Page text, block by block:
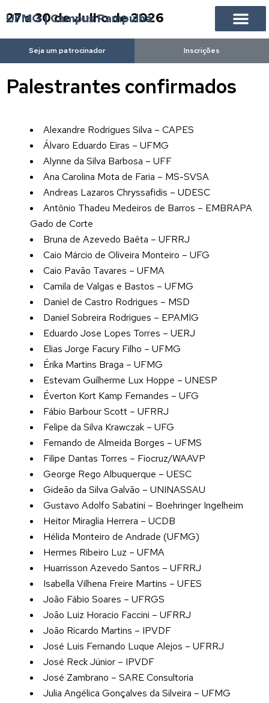
27 a 30 de Julho de 2026
UFMG | Campus Pampulha
Seja um patrocinador Inscrições
Palestrantes confirmados
Alexandre Rodrigues Silva – CAPES
Álvaro Eduardo Eiras – UFMG
Alynne da Silva Barbosa – UFF
Ana Carolina Mota de Faria – MS-SVSA
Andreas Lazaros Chryssafidis – UDESC
Antônio Thadeu Medeiros de Barros – EMBRAPA
Gado de Corte
Bruna de Azevedo Baêta – UFRRJ
Caio Márcio de Oliveira Monteiro – UFG
Caio Pavão Tavares – UFMA
Camila de Valgas e Bastos – UFMG
Daniel de Castro Rodrigues – MSD
Daniel Sobreira Rodrigues – EPAMIG
Eduardo Jose Lopes Torres – UERJ
Elias Jorge Facury Filho – UFMG
Érika Martins Braga – UFMG
Estevam Guilherme Lux Hoppe – UNESP
Éverton Kort Kamp Fernandes – UFG
Fábio Barbour Scott – UFRRJ
Felipe da Silva Krawczak – UFG
Fernando de Almeida Borges – UFMS
Filipe Dantas Torres – Fiocruz/WAAVP
George Rego Albuquerque – UESC
Gideão da Silva Galvão – UNINASSAU
Gustavo Adolfo Sabatini – Boehringer Ingelheim
Heitor Miraglia Herrera – UCDB
Hélida Monteiro de Andrade (UFMG)
Hermes Ribeiro Luz – UFMA
Huarrisson Azevedo Santos – UFRRJ
Isabella Vilhena Freire Martins – UFES
João Fábio Soares – UFRGS
João Luiz Horacio Faccini – UFRRJ
João Ricardo Martins – IPVDF
José Luis Fernando Luque Alejos – UFRRJ
José Reck Júnior – IPVDF
José Zambrano – SARE Consultoria
Julia Angélica Gonçalves da Silveira – UFMG